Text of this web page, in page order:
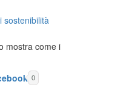
sostenibilità
mostra come i
0